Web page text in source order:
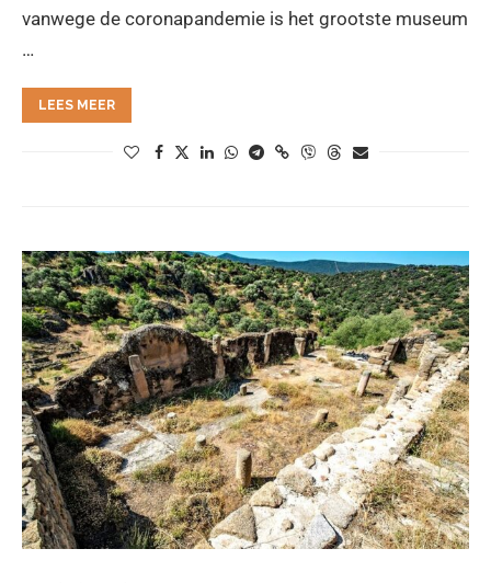
vanwege de coronapandemie is het grootste museum
…
LEES MEER